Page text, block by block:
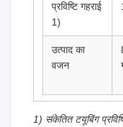
प्रविष्टि गहराई
1)
उत्पाद का
वजन
1) संकेतित टयूबिंग